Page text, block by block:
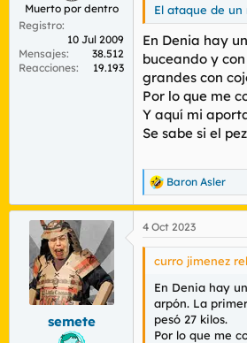
Muerto por dentro
Registro
10 Jul 2009
Mensajes
38.512
Reacciones
19.193
El ataque de
En Denia hay
buceando y
grandes con
Por lo que me
Y aquí mi
Se sabe si el
R
e
a
c
c
e
Baron Asler
semete
4 Oct 2023
curro jimenez
En Denia hay
arpón. La
pesó 27 kilos.
Por lo que me